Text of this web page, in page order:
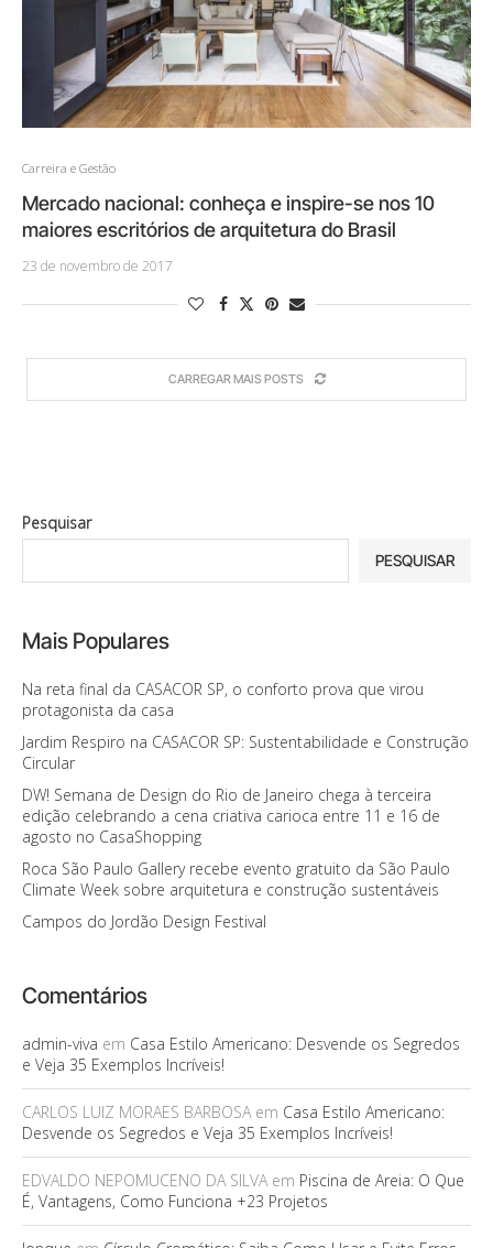
Carreira e Gestão
Mercado nacional: conheça e inspire-se nos 10
maiores escritórios de arquitetura do Brasil
23 de novembro de 2017
CARREGAR MAIS POSTS
Pesquisar
PESQUISAR
Mais Populares
Na reta final da CASACOR SP, o conforto prova que virou
protagonista da casa
Jardim Respiro na CASACOR SP: Sustentabilidade e Construção
Circular
DW! Semana de Design do Rio de Janeiro chega à terceira
edição celebrando a cena criativa carioca entre 11 e 16 de
agosto no CasaShopping
Roca São Paulo Gallery recebe evento gratuito da São Paulo
Climate Week sobre arquitetura e construção sustentáveis
Campos do Jordão Design Festival
Comentários
admin-viva em Casa Estilo Americano: Desvende os Segredos
e Veja 35 Exemplos Incríveis!
CARLOS LUIZ MORAES BARBOSAem Casa Estilo Americano:
Desvende os Segredos e Veja 35 Exemplos Incríveis!
EDVALDO NEPOMUCENO DA SILVAem Piscina de Areia: O Que
É, Vantagens, Como Funciona +23 Projetos